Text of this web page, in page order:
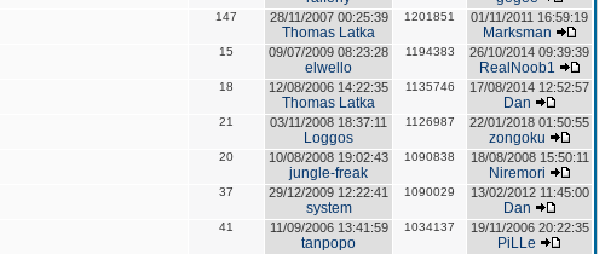
147 28/11/2007 00:25:39
Thomas Latka
1201851 01/11/2011 16:59:19
Marksman
15 09/07/2009 08:23:28
elwello
1194383 26/10/2014 09:39:39
RealNoob1
18 12/08/2006 14:22:35
Thomas Latka
1135746 17/08/2014 12:52:57
Dan
21 03/11/2008 18:37:11
Loggos
1126987 22/01/2018 01:50:55
zongoku
20 10/08/2008 19:02:43
jungle-freak
1090838 18/08/2008 15:50:11
Niremori
37 29/12/2009 12:22:41
system
1090029 13/02/2012 11:45:00
Dan
41 11/09/2006 13:41:59
tanpopo
1034137 19/11/2006 20:22:35
PiLLe